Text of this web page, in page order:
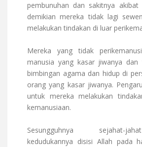
pembunuhan dan sakitnya akibat
demikian mereka tidak lagi
melakukan tindakan di luar
Mereka yang tidak
manusia yang kasar jiwanya dan
bimbingan agama dan hidup di
orang yang kasar jiwanya.
untuk mereka melakukan
kemanusiaan.
Sesungguhnya sejahat-
kedudukannya disisi Allah pada